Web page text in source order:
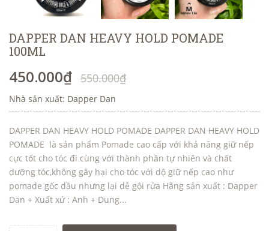
DAPPER DAN HEAVY HOLD POMADE
100ML
450.000₫ 550.000₫
Nhà sản xuất: Dapper Dan
DAPPER DAN HEAVY HOLD POMADE DAPPER DAN HEAVY HOLD
POMADE là sản phẩm Pomade cao cấp với khả năng giữ nếp
cực tốt cho tóc đi cùng với thành phần tự nhiên và chất
dưỡng tóc,không gây hại cho tóc với dộ giữ nếp cao như
pomade gốc dầu nhưng lại dễ gội rửa Hãng sản xuất : Dapper
Dan + Xuất xứ : Anh + Dung...